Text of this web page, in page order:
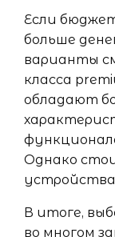
Если
больше
варианты
класса
обладают
Однако
В итоге,
во многом